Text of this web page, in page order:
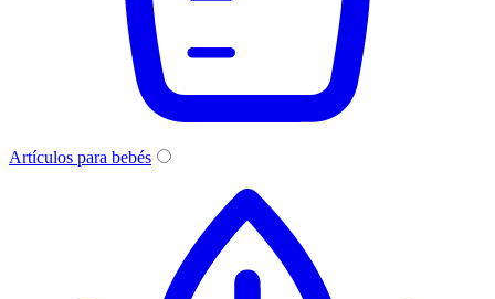
Artículos para bebés